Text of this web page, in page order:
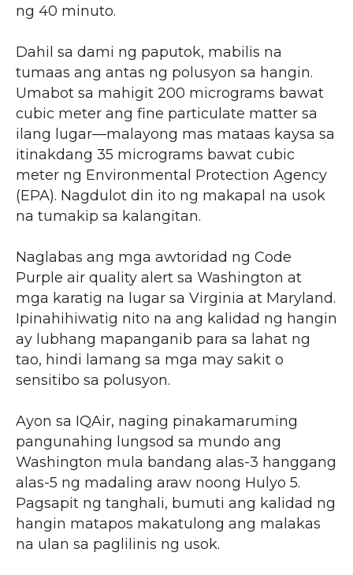
ng 40 minuto.
Dahil sa dami ng paputok, mabilis na
tumaas ang antas ng polusyon sa hangin.
Umabot sa mahigit 200 micrograms bawat
cubic meter ang fine particulate matter sa
ilang lugar—malayong mas mataas kaysa sa
itinakdang 35 micrograms bawat cubic
meter ng Environmental Protection Agency
(EPA). Nagdulot din ito ng makapal na usok
na tumakip sa kalangitan.
Naglabas ang mga awtoridad ng Code
Purple air quality alert sa Washington at
mga karatig na lugar sa Virginia at Maryland.
Ipinahihiwatig nito na ang kalidad ng hangin
ay lubhang mapanganib para sa lahat ng
tao, hindi lamang sa mga may sakit o
sensitibo sa polusyon.
Ayon sa IQAir, naging pinakamaruming
pangunahing lungsod sa mundo ang
Washington mula bandang alas-3 hanggang
alas-5 ng madaling araw noong Hulyo 5.
Pagsapit ng tanghali, bumuti ang kalidad ng
hangin matapos makatulong ang malakas
na ulan sa paglilinis ng usok.